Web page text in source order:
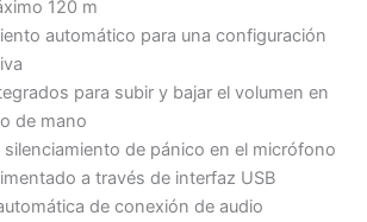
120 m
automático para una configuración
para subir y bajar el volumen en
de mano
silenciamiento de pánico en el micrófono
a través de interfaz USB
de conexión de audio